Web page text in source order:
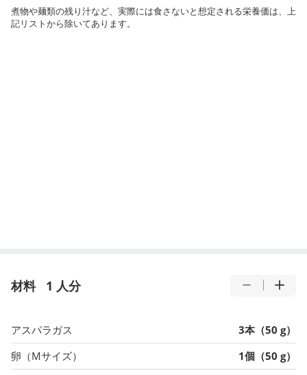
煮物や麺類の残り汁など、実際には食さないと想定される栄養価は、上
記リストから除いてあります。
材料 1 人分
アスパラガス
3本（50 g）
卵（Mサイズ）
1個（50 g）